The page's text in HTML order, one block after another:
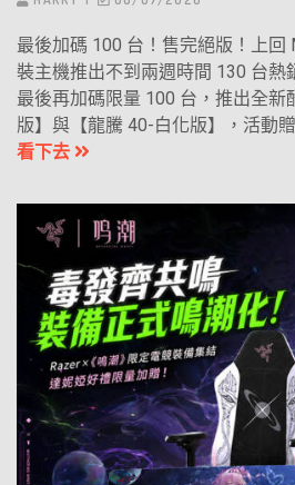
最後加碼 100 台！售完絕版！上回
裝主機推出不到兩週時間 130 台熱
最後再加碼限量 100 台，推出全新
版】與【龍騰 40-白化版】，活動
看下去